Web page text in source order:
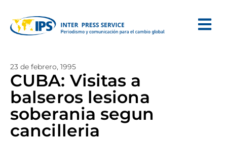
23 de febrero, 1995
CUBA: Visitas a
balseros lesiona
soberania segun
cancilleria